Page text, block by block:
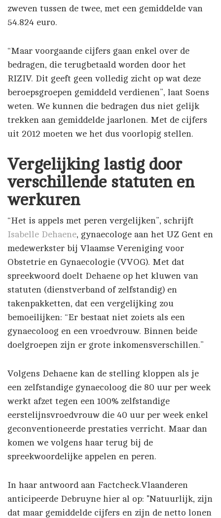
zweven tussen de twee, met een gemiddelde van
54.824 euro.
“Maar voorgaande cijfers gaan enkel over de
bedragen, die terugbetaald worden door het
RIZIV. Dit geeft geen volledig zicht op wat deze
beroepsgroepen gemiddeld verdienen”, laat Soens
weten. We kunnen die bedragen dus niet gelijk
trekken aan gemiddelde jaarlonen. Met de cijfers
uit 2012 moeten we het dus voorlopig stellen.
Vergelijking lastig door
verschillende statuten en
werkuren
“Het is appels met peren vergelijken”, schrijft
Isabelle Dehaene, gynaecologe aan het UZ Gent en
medewerkster bij Vlaamse Vereniging voor
Obstetrie en Gynaecologie (VVOG). Met dat
spreekwoord doelt Dehaene op het kluwen van
statuten (dienstverband of zelfstandig) en
takenpakketten, dat een vergelijking zou
bemoeilijken: “Er bestaat niet zoiets als een
gynaecoloog en een vroedvrouw. Binnen beide
doelgroepen zijn er grote inkomensverschillen.”
Volgens Dehaene kan de stelling kloppen als je
een zelfstandige gynaecoloog die 80 uur per week
werkt afzet tegen een 100% zelfstandige
eerstelijnsvroedvrouw die 40 uur per week enkel
geconventioneerde prestaties verricht. Maar dan
komen we volgens haar terug bij de
spreekwoordelijke appelen en peren.
In haar antwoord aan Factcheck.Vlaanderen
anticipeerde Debruyne hier al op: "Natuurlijk, zijn
dat maar gemiddelde cijfers en zijn de netto lonen